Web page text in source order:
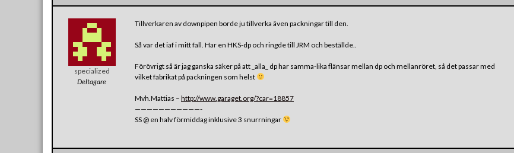
specialized
Deltagare
Tillverkaren av downpipen borde ju tillverka även packningar till den.
Så var det iaf i mitt fall. Har en HKS-dp och ringde till JRM och beställde..
Förövrigt så är jag ganska säker på att _alla_ dp har samma-lika flänsar mellan dp och mellanröret, så det passar med
vilket fabrikat på packningen som helst
Mvh.Mattias – http://www.garaget.org/?car=18857
———————————-
SS @ en halv förmiddag inklusive 3 snurrningar